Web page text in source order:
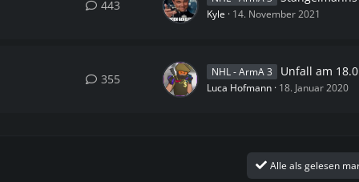
443
Kyle 14. November 2021
355 NHL - ArmA 3 Unfall am 18.01.2020
Luca Hofmann 18. Januar 2020
Alle als gelesen